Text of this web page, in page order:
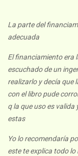
La parte del
adecuada
El financiamiento era
escuchado de un
realizarlo y decía que
con el libro pude
q la que uso es
estas
Yo lo recomendaría
este te explica todo